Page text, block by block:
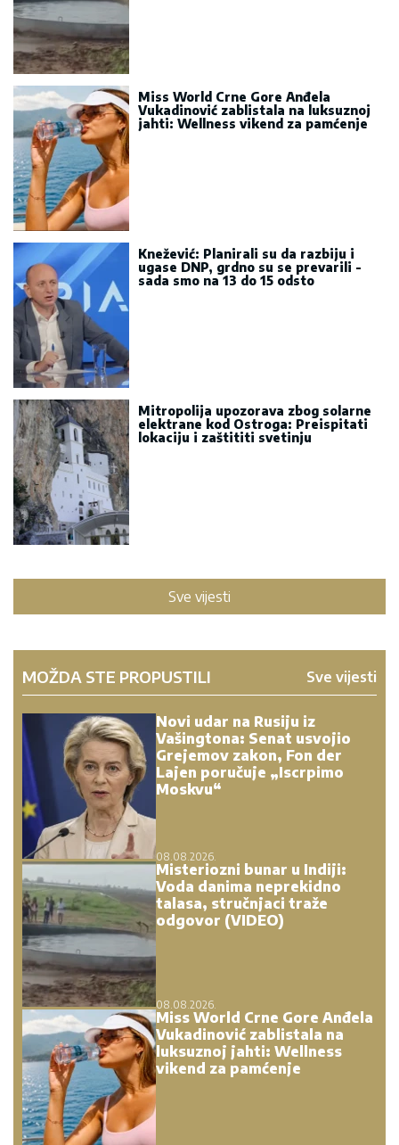
Miss World Crne Gore Anđela
Vukadinović zablistala na luksuznoj
jahti: Wellness vikend za pamćenje
Knežević: Planirali su da razbiju i
ugase DNP, grdno su se prevarili -
sada smo na 13 do 15 odsto
Mitropolija upozorava zbog solarne
elektrane kod Ostroga: Preispitati
lokaciju i zaštititi svetinju
Sve vijesti
MOŽDA STE PROPUSTILI Sve vijesti
Novi udar na Rusiju iz
Vašingtona: Senat usvojio
Grejemov zakon, Fon der
Lajen poručuje „Iscrpimo
Moskvu“
08.08.2026.
Misteriozni bunar u Indiji:
Voda danima neprekidno
talasa, stručnjaci traže
odgovor (VIDEO)
08.08.2026.
Miss World Crne Gore Anđela
Vukadinović zablistala na
luksuznoj jahti: Wellness
vikend za pamćenje